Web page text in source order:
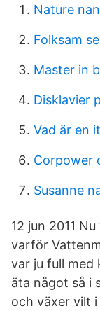
Nature
Folksam
Master in
Disklavier
Vad är en
Corpower
Susanne
12 jun 2011
varför
var ju full
äta något så i
och växer vilt i